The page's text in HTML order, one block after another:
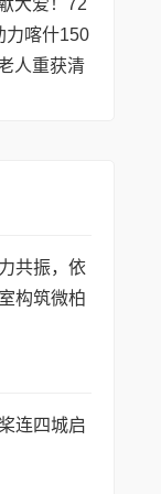
大爱！72
力喀什150
人重获清
共振，依
构筑微柏
连四城启